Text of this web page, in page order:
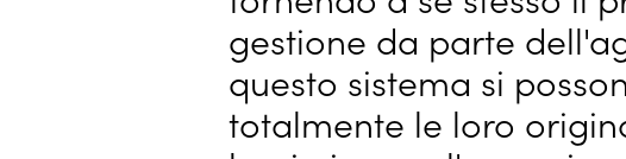
gestione da parte
questo sistema si
totalmente le loro